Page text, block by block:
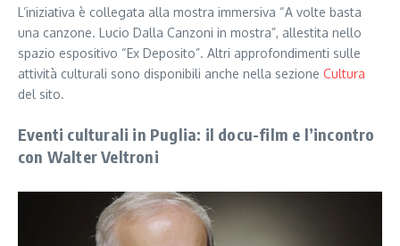
L’iniziativa è collegata alla mostra immersiva “A volte basta
una canzone. Lucio Dalla Canzoni in mostra”, allestita nello
spazio espositivo “Ex Deposito”. Altri approfondimenti sulle
attività culturali sono disponibili anche nella sezione Cultura
del sito.
Eventi culturali in Puglia: il docu-film e l’incontro
con Walter Veltroni